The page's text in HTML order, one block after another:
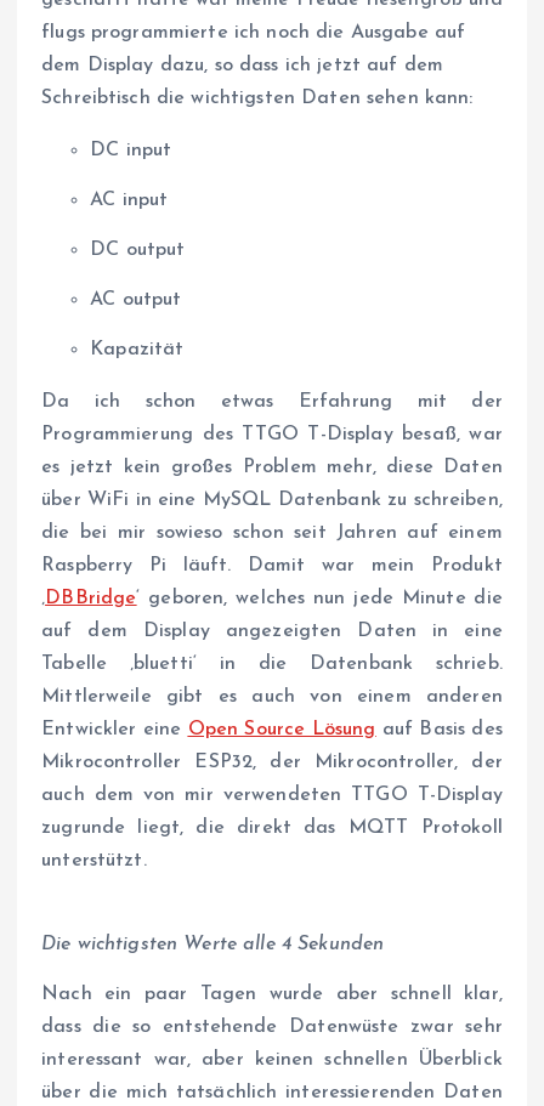
flugs programmierte ich noch die Ausgabe auf
dem Display dazu, so dass ich jetzt auf dem
Schreibtisch die wichtigsten Daten sehen kann:
DC input
AC input
DC output
AC output
Kapazität
Da ich schon etwas Erfahrung mit der
Programmierung des TTGO T-Display besaß, war
es jetzt kein großes Problem mehr, diese Daten
über WiFi in eine MySQL Datenbank zu schreiben,
die bei mir sowieso schon seit Jahren auf einem
Raspberry Pi läuft. Damit war mein Produkt
‚DBBridge‘ geboren, welches nun jede Minute die
auf dem Display angezeigten Daten in eine
Tabelle ‚bluetti‘ in die Datenbank schrieb.
Mittlerweile gibt es auch von einem anderen
Entwickler eine Open Source Lösung auf Basis des
Mikrocontroller ESP32, der Mikrocontroller, der
auch dem von mir verwendeten TTGO T-Display
zugrunde liegt, die direkt das MQTT Protokoll
unterstützt.
Die wichtigsten Werte alle 4 Sekunden
Nach ein paar Tagen wurde aber schnell klar,
dass die so entstehende Datenwüste zwar sehr
interessant war, aber keinen schnellen Überblick
über die mich tatsächlich interessierenden Daten